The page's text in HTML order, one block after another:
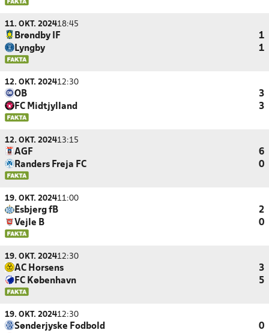
11. OKT. 202418:45
Brøndby IF
1
Lyngby
1
12. OKT. 202412:30
OB
3
FC Midtjylland
3
12. OKT. 202413:15
AGF
6
Randers Freja FC
0
19. OKT. 202411:00
Esbjerg fB
2
Vejle B
0
19. OKT. 202412:30
AC Horsens
3
FC København
5
19. OKT. 202412:30
Sønderjyske Fodbold
0